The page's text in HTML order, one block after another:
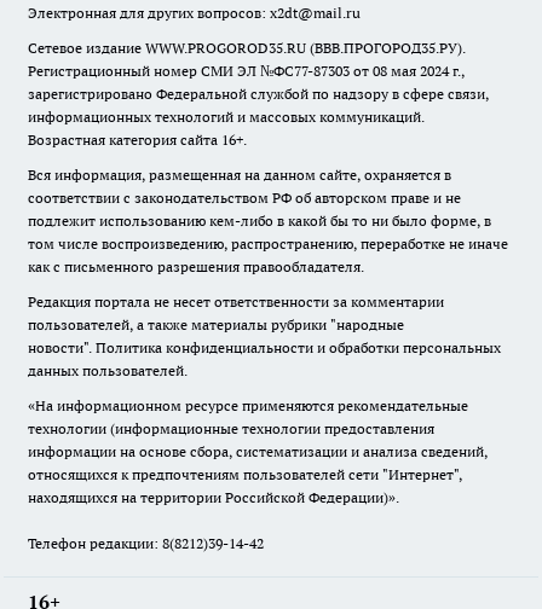
Электронная для других вопросов: x2dt@mail.ru
Сетевое издание WWW.PROGOROD35.RU (ВВВ.ПРОГОРОД35.РУ).
Регистрационный номер СМИ ЭЛ №ФС77-87303 от 08 мая 2024 г.,
зарегистрировано Федеральной службой по надзору в сфере связи,
информационных технологий и массовых коммуникаций.
Возрастная категория сайта 16+.
Вся информация, размещенная на данном сайте, охраняется в
соответствии с законодательством РФ об авторском праве и не
подлежит использованию кем-либо в какой бы то ни было форме, в
том числе воспроизведению, распространению, переработке не иначе
как с письменного разрешения правообладателя.
Редакция портала не несет ответственности за комментарии
пользователей, а также материалы рубрики "народные
новости". Политика конфиденциальности и обработки персональных
данных пользователей.
«На информационном ресурсе применяются рекомендательные
технологии (информационные технологии предоставления
информации на основе сбора, систематизации и анализа сведений,
относящихся к предпочтениям пользователей сети "Интернет",
находящихся на территории Российской Федерации)».
Телефон редакции: 8(8212)39-14-42
16+